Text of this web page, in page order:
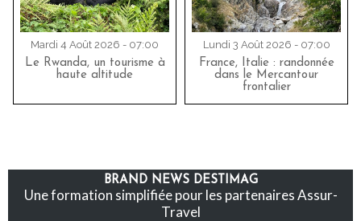
Mardi 4 Août 2026 - 07:00
Le Rwanda, un tourisme à
haute altitude
Lundi 3 Août 2026 - 07:00
France, Italie : randonnée
dans le Mercantour
frontalier
BRAND NEWS DESTIMAG
Une formation simplifiée pour les partenaires Assur-
Travel